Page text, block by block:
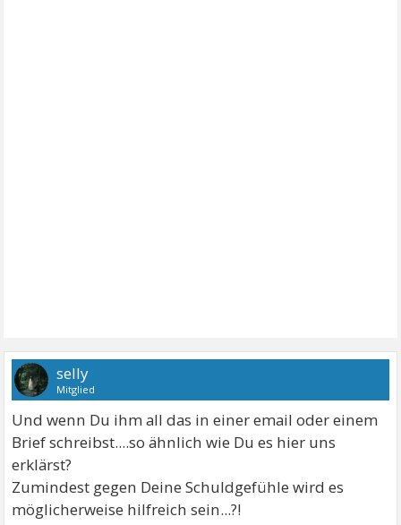
selly
Mitglied
Und wenn Du ihm all das in einer email oder einem
Brief schreibst....so ähnlich wie Du es hier uns
erklärst?
Zumindest gegen Deine Schuldgefühle wird es
möglicherweise hilfreich sein...?!